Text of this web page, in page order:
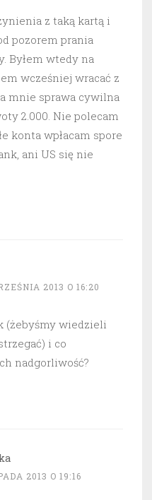
z taką kartą i
pozorem prania
Byłem wtedy na
wcześniej wracać z
mnie sprawa cywilna
2.000. Nie polecam
konta wpłacam spore
ani US się nie
2013 O 16:20
(żebyśmy wiedzieli
i co
nadgorliwość?
2013 O 19:16